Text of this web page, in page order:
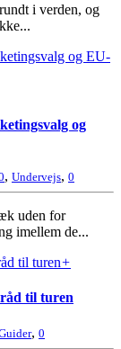
i verden, og
og
, Undervejs, 0
uden for
imellem de...
+
til turen
, 0